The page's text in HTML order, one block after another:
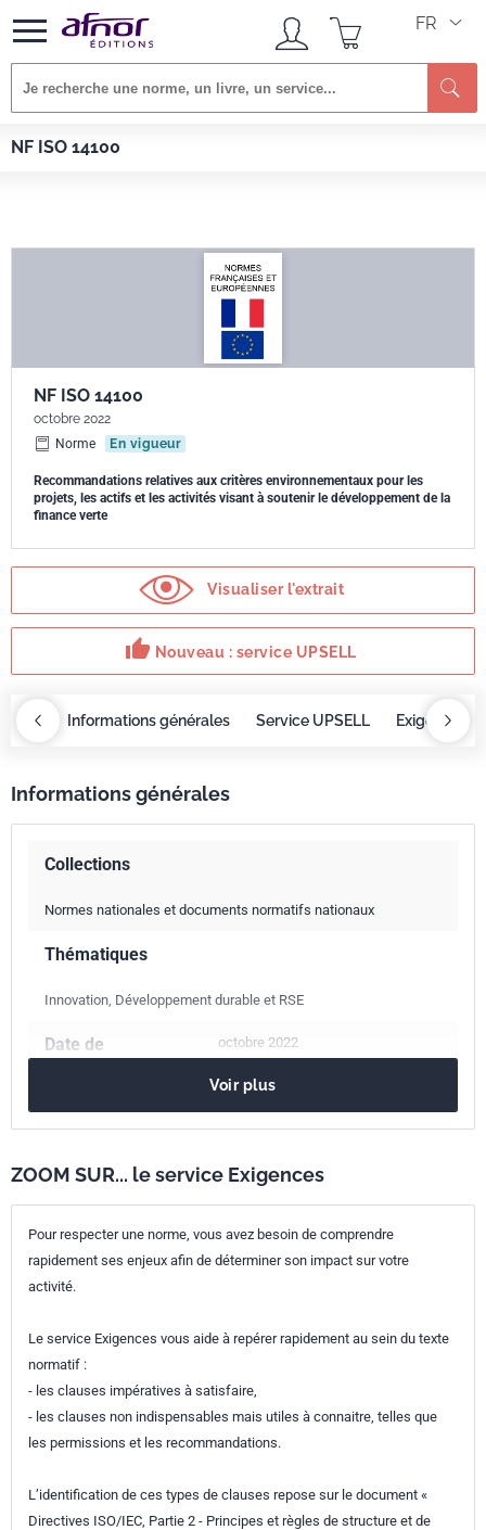
FR
NF ISO 14100
Afnor EDITIONS Normes
NF ISO 14100
octobre 2022
Norme
En vigueur
Recommandations relatives aux critères environnementaux pour les
projets, les actifs et les activités visant à soutenir le développement de la
finance verte
Visualiser l'extrait
thumb_up Nouveau : service UPSELL
Informations générales Service UPSELL Exigences
Informations générales
Collections
Normes nationales et documents normatifs nationaux
Thématiques
Innovation, Développement durable et RSE
Date de
octobre 2022
Nombre de pages 58 p.
Référence NF ISO 14100
03.100.40Recherche et développement
03.060
Numéro de tirage 1
Parenté
internationale
ISO 14100:2022
Voir plus
ZOOM SUR... le service Exigences
Pour respecter une norme, vous avez besoin de comprendre
rapidement ses enjeux afin de déterminer son impact sur votre
activité.
Le service Exigences vous aide à repérer rapidement au sein du texte
normatif :
- les clauses impératives à satisfaire,
- les clauses non indispensables mais utiles à connaitre, telles que
les permissions et les recommandations.
L’identification de ces types de clauses repose sur le document «
Directives ISO/IEC, Partie 2 - Principes et règles de structure et de